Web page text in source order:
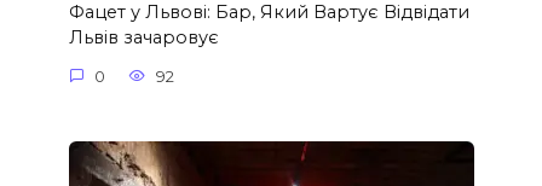
Фацет у Львові: Бар, Який Вартує Відвідати
Львів зачаровує
0 92